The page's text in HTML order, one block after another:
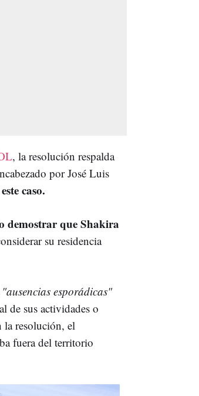
, la resolución respalda
por José Luis
caso.
demostrar que Shakira
su residencia
"ausencias esporádicas"
de sus actividades o
la resolución, el
fuera del territorio